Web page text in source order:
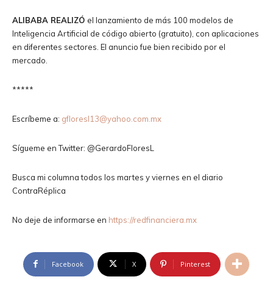
ALIBABA REALIZÓ el lanzamiento de más 100 modelos de
Inteligencia Artificial de código abierto (gratuito), con aplicaciones
en diferentes sectores. El anuncio fue bien recibido por el
mercado.
*****
Escríbeme a: gfloresl13@yahoo.com.mx
Sígueme en Twitter: @GerardoFloresL
Busca mi columna todos los martes y viernes en el diario
ContraRéplica
No deje de informarse en https://redfinanciera.mx
Facebook X Pinterest